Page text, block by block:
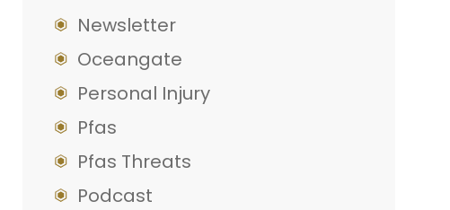
Newsletter
Oceangate
Personal Injury
Pfas
Pfas Threats
Podcast